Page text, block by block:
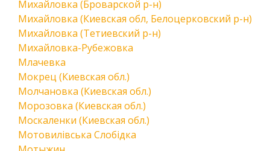
Михайловка (Броварской р-н)
Михайловка (Киевская обл, Белоцерковский р-н)
Михайловка (Тетиевский р-н)
Михайловка-Рубежовка
Млачевка
Мокрец (Киевская обл.)
Молчановка (Киевская обл.)
Морозовка (Киевская обл.)
Москаленки (Киевская обл.)
Мотовилівська Слобідка